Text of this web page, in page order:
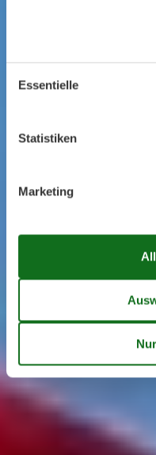
Essentielle
Statistiken
Marketing